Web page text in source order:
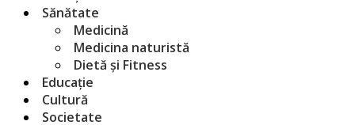
Sănătate
Medicină
Medicina naturistă
Dietă și Fitness
Educație
Cultură
Societate